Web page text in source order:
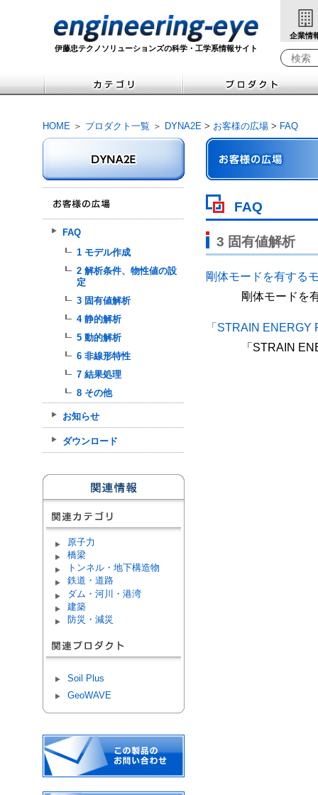
伊藤忠テクノソリューションズの科学・工学系情報サイト
企業情
検索キ
HOME ＞ プロダクト一覧 ＞ DYNA2E > お客様の広場 > FAQ
FAQ
1 モデル作成
2 解析条件、物性値の設
定
3 固有値解析
4 静的解析
5 動的解析
6 非線形特性
7 結果処理
8 その他
お知らせ
ダウンロード
原子力
橋梁
トンネル・地下構造物
鉄道・道路
ダム・河川・港湾
建築
防災・減災
Soil Plus
GeoWAVE
FAQ
3 固有値解析
剛体モードを有する
剛体モードを
「STRAIN
「STRAIN